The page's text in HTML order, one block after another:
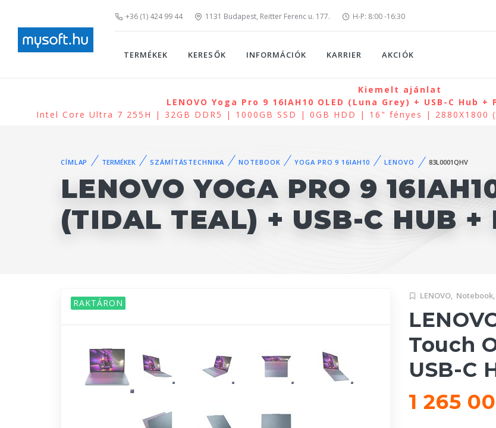
+36 (1) 424 99 44 1131 Budapest, Reitter Ferenc u. 177. H-P: 8:00 -16:30
TERMÉKEK KERESŐK INFORMÁCIÓK KARRIER AKCIÓK
Kiemelt ajánlat
LENOVO Yoga Pro 9 16IAH10 OLED (Luna Grey) + USB-C Hub
Intel Core Ultra 7 255H | 32GB DDR5 | 1000GB SSD | 0GB HDD | 16" fényes | 2880X1800
CÍMLAP TERMÉKEK SZÁMÍTÁSTECHNIKA NOTEBOOK YOGA PRO 9 16IAH10 LENOVO 83L0001QHV
LENOVO YOGA PRO 9
(TIDAL TEAL) + USB-C HUB +
RAKTÁRON
LENOVO, Notebook,
Touch
USB-C
1 265